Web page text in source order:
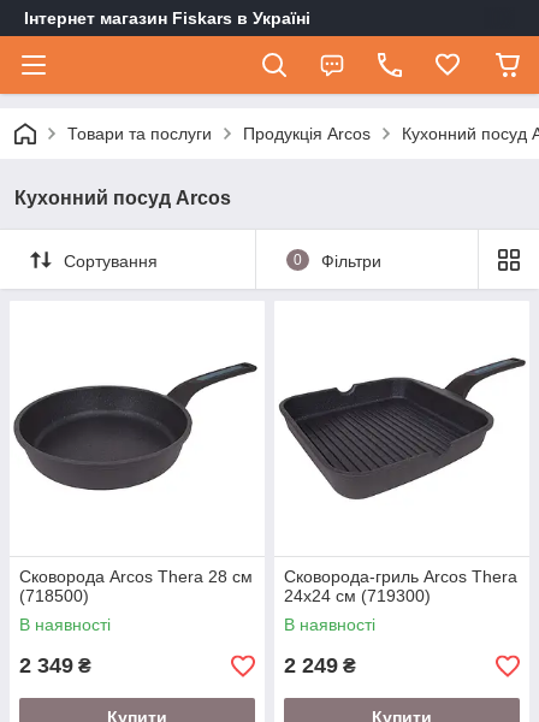
Інтернет магазин Fiskars в Україні
Товари та послуги Продукція Arcos Кухонний посуд
Кухонний посуд Arcos
Сортування 0 Фільтри
Сковорода Arcos Thera 28 см
(718500)
В наявності
2 349 ₴
Купити
Сковорода-гриль Arcos Thera
24x24 см (719300)
В наявності
2 249 ₴
Купити